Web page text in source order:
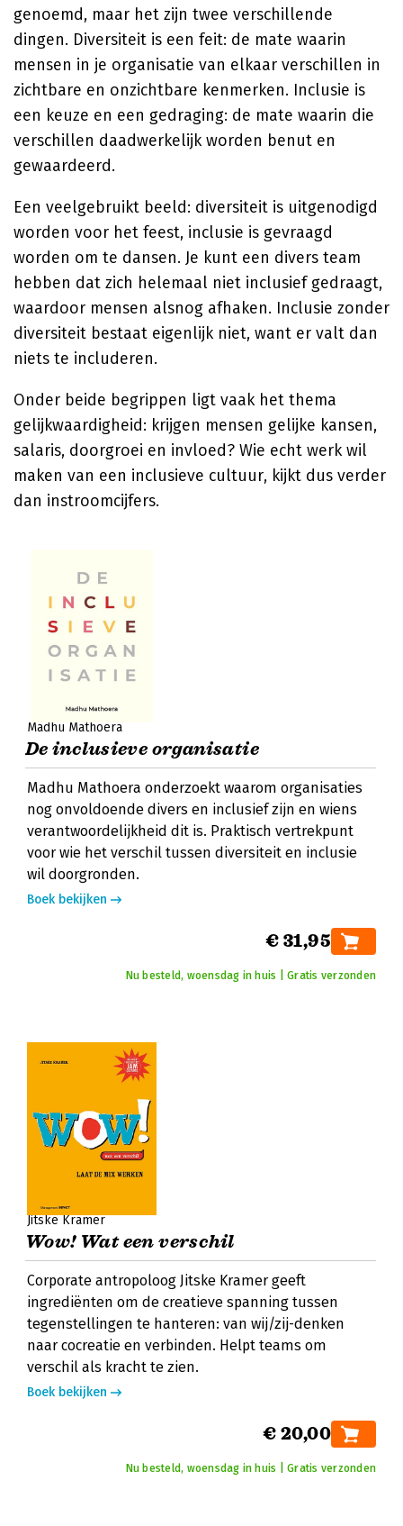
genoemd, maar het zijn twee verschillende
dingen. Diversiteit is een feit: de mate waarin
mensen in je organisatie van elkaar verschillen in
zichtbare en onzichtbare kenmerken. Inclusie is
een keuze en een gedraging: de mate waarin die
verschillen daadwerkelijk worden benut en
gewaardeerd.
Een veelgebruikt beeld: diversiteit is uitgenodigd
worden voor het feest, inclusie is gevraagd
worden om te dansen. Je kunt een divers team
hebben dat zich helemaal niet inclusief gedraagt,
waardoor mensen alsnog afhaken. Inclusie zonder
diversiteit bestaat eigenlijk niet, want er valt dan
niets te includeren.
Onder beide begrippen ligt vaak het thema
gelijkwaardigheid: krijgen mensen gelijke kansen,
salaris, doorgroei en invloed? Wie echt werk wil
maken van een inclusieve cultuur, kijkt dus verder
dan instroomcijfers.
Madhu Mathoera
De inclusieve organisatie
Madhu Mathoera onderzoekt waarom organisaties
nog onvoldoende divers en inclusief zijn en wiens
verantwoordelijkheid dit is. Praktisch vertrekpunt
voor wie het verschil tussen diversiteit en inclusie
wil doorgronden.
Boek bekijken
€ 31,95
Nu besteld, woensdag in huis | Gratis verzonden
Jitske Kramer
Wow! Wat een verschil
Corporate antropoloog Jitske Kramer geeft
ingrediënten om de creatieve spanning tussen
tegenstellingen te hanteren: van wij/zij-denken
naar cocreatie en verbinden. Helpt teams om
verschil als kracht te zien.
Boek bekijken
€ 20,00
Nu besteld, woensdag in huis | Gratis verzonden